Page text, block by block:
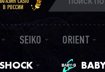
В РОССИИ
SEIKO ORIENT